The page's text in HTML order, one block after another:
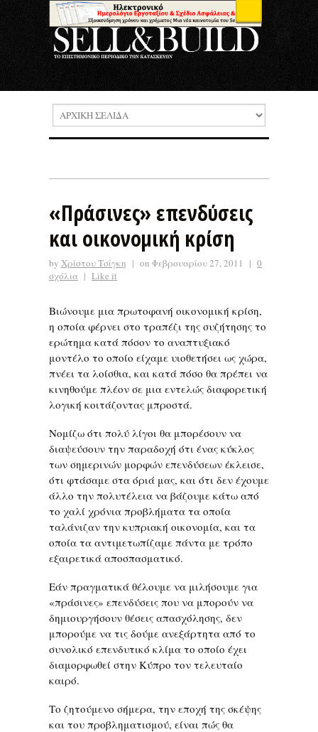
«Πράσινες» επενδύσεις
και οικονομική κρίση
by Χρίστου Τσίγκη | on Φεβρουαρίου 27, 2011 | 0
σχόλια | Like it
Βιώνουμε μια πρωτοφανή οικονομική κρίση,
η οποία φέρνει στο τραπέζι της συζήτησης το
ερώτημα κατά πόσον το αναπτυξιακό
μοντέλο το οποίο είχαμε υιοθετήσει ως χώρα,
πνέει τα λοίσθια, και κατά πόσο θα πρέπει να
κινηθούμε πλέον σε μια εντελώς διαφορετική
λογική κοιτάζοντας μπροστά.
Νομίζω ότι πολύ λίγοι θα μπορέσουν να
διαψεύσουν την παραδοχή ότι ένας κύκλος
των σημερινών μορφών επενδύσεων έκλεισε,
ότι φτάσαμε στα όριά μας, και ότι δεν έχουμε
άλλο την πολυτέλεια να βάζουμε κάτω από
το χαλί χρόνια προβλήματα τα οποία
ταλάνιζαν την κυπριακή οικονομία, και τα
οποία τα αντιμετωπίζαμε πάντα με τρόπο
εξαιρετικά αποσπασματικό.
Εάν πραγματικά θέλουμε να μιλήσουμε για
«πράσινες» επενδύσεις που να μπορούν να
δημιουργήσουν θέσεις απασχόλησης, δεν
μπορούμε να τις δούμε ανεξάρτητα από το
συνολικό επενδυτικό κλίμα το οποίο έχει
διαμορφωθεί στην Κύπρο τον τελευταίο
καιρό.
Το ζητούμενο σήμερα, την εποχή της σκέψης
και του προβληματισμού, είναι πώς θα